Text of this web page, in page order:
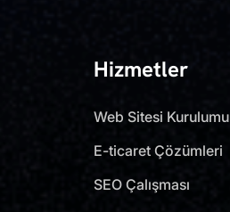
Hizmetler
Web Sitesi Kurulumu
E-ticaret Çözümleri
SEO Çalışması